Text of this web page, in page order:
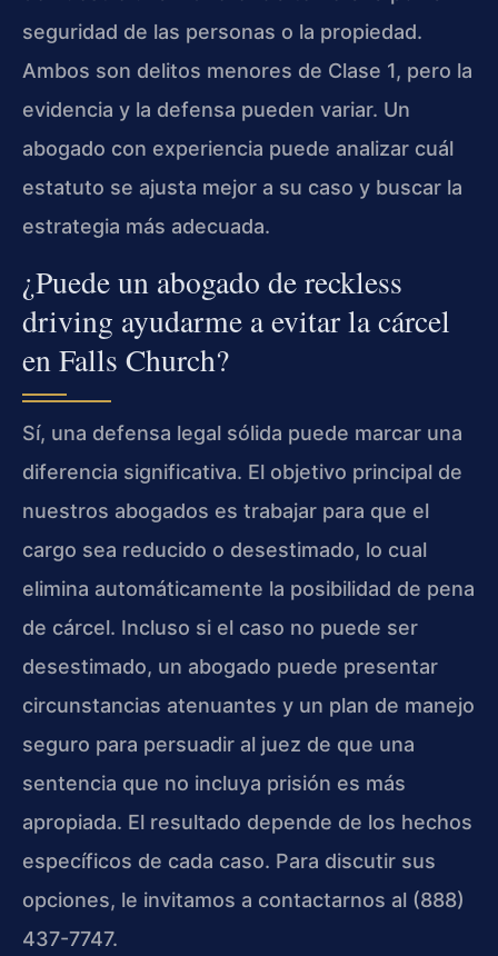
seguridad de las personas o la propiedad.
Ambos son delitos menores de Clase 1, pero la
evidencia y la defensa pueden variar. Un
abogado con experiencia puede analizar cuál
estatuto se ajusta mejor a su caso y buscar la
estrategia más adecuada.
¿Puede un abogado de reckless
driving ayudarme a evitar la cárcel
en Falls Church?
Sí, una defensa legal sólida puede marcar una
diferencia significativa. El objetivo principal de
nuestros abogados es trabajar para que el
cargo sea reducido o desestimado, lo cual
elimina automáticamente la posibilidad de pena
de cárcel. Incluso si el caso no puede ser
desestimado, un abogado puede presentar
circunstancias atenuantes y un plan de manejo
seguro para persuadir al juez de que una
sentencia que no incluya prisión es más
apropiada. El resultado depende de los hechos
específicos de cada caso. Para discutir sus
opciones, le invitamos a contactarnos al (888)
437-7747.